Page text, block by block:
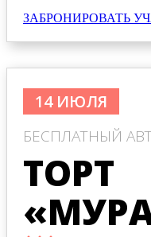
ЗАБРОНИРОВАТЬ
14 ИЮЛЯ
БЕСПЛАТНЫЙ
ТОРТ